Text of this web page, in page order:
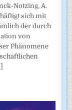
Notzing, A.
sich mit
der durch
von
Phänomene